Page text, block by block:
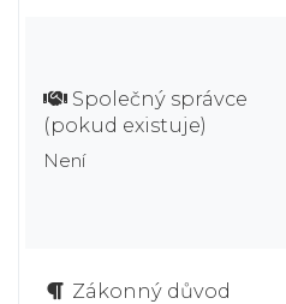
Společný správce
(pokud existuje)
Není
Zákonný důvod